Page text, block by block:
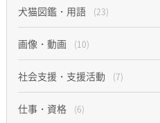
犬猫図鑑・用語 (23)
画像・動画 (10)
社会支援・支援活動 (7)
仕事・資格 (6)